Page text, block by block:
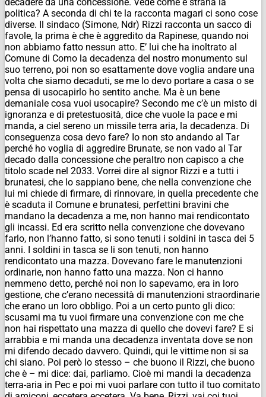
politica? A seconda di chi te la racconta magari ci sono cose
diverse. Il sindaco (Simone, Ndr) Rizzi racconta un sacco di
favole, la prima è che è aggredito da Rapinese, quando noi
non abbiamo fatto nessun atto. E’ lui che ha inoltrato al
Comune di Como la decadenza del nostro monumento sul
suo terreno, poi non so esattamente dove voglia andare una
volta che siamo decaduti, se me lo devo portare a casa o se
pensa di usocapirlo ho sentito anche. Ma è un bene
demaniale cosa vuoi usocapire? Secondo me c’è un misto di
ignoranza e di pretestuosità, dice che vuole la pace e mi
manda, a ciel sereno un missile terra aria, la decadenza. Di
conseguenza cosa devo fare? Io non sto andando al Tar
perché ho voglia di aggredire Brunate, se non vado al Tar
decado dalla concessione che peraltro non capisco a che
titolo scade nel 2033. Vorrei dire al signor Rizzi e a tutti i
brunatesi, che lo sappiano bene, che nella convenzione che
lui mi chiede di firmare, di rinnovare, in quella precedente che
è scaduta il Comune e brunatesi, perfettini bravini che
mandano la decadenza a me, non hanno mai rendicontato
gli incassi. Ed era scritto nella convenzione che dovevano
farlo, non l’hanno fatto, si sono tenuti i soldini in tasca dei 5
anni. I soldini in tasca se li son tenuti, non hanno
rendicontato una mazza. Dovevano fare le manutenzioni
ordinarie, non hanno fatto una mazza. Non ci hanno
nemmeno detto, perché noi non lo sapevamo, era in loro
gestione, che c’erano necessità di manutenzioni straordinarie
che erano un loro obbligo. Poi a un certo punto gli dico:
scusami ma tu vuoi firmare una convenzione con me che
non hai rispettato una mazza di quello che dovevi fare? E si
arrabbia e mi manda una decadenza inventata dove se non
mi difendo decado davvero. Quindi, qui le vittime non si sa
chi siano. Poi però lo stesso – che buono il Rizzi, che buono
che è – mi dice: dai, parliamo. Cioè mi mandi la decadenza
terra-aria in Pec e poi mi vuoi parlare con tutto il tuo comitato